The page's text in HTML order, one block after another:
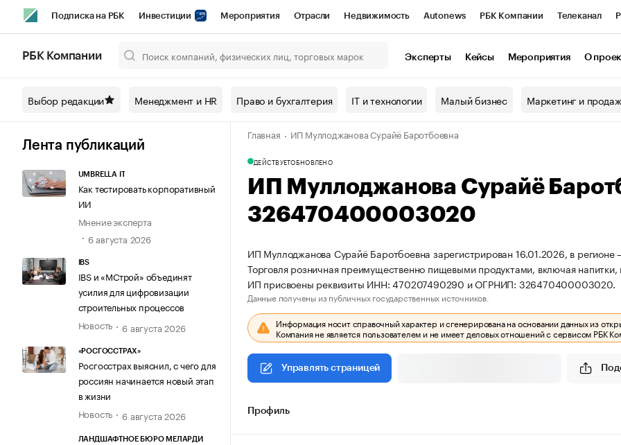
Подписка на РБК Инвестиции Мероприятия Отрасли Недвижимость Autonews РБК Компании Телеканал
Спецпроекты СПб Конференции СПб Спецпроекты Проверка контрагентов
Технологии и медиа Рынок наличной валюты
РБК Компании Эксперты Кейсы Мероприятия О
Выбор редакции Менеджмент и HR Право и бухгалтерия IT и технологии Малый бизнес Маркетинг и
Лента публикаций
UMBRELLA IT
Как тестировать корпоративный
ИИ
Мнение эксперта
6 августа 2026
IBS
IBS и «МСтрой» объединят
усилия для цифровизации
строительных процессов
Новость
6 августа 2026
«РОСГОССТРАХ»
Росгосстрах выяснил, с чего для
россиян начинается новый этап
в жизни
Новость
6 августа 2026
ЛАНДШАФТНОЕ БЮРО МЕЛАРДИ
Главная ИП Муллоджанова Сурайё Баротбоевна
ДЕЙСТВУЕТОБНОВЛЕНО
ИП Муллоджанова Сурайё
326470400003020
ИП Муллоджанова Сурайё Баротбоевна зарегистрирован 16.01.2026, в регионе
Торговля розничная преимущественно пищевыми продуктами, включая
ИП присвоены реквизиты ИНН: 470207490290 и ОГРНИП: 326470400003020.
Данные получены из публичных государственных источников.
Информация носит справочный характер и сгенерирована на основании данных из
Компания не является пользователем и не имеет деловых отношений с сервисом РБК
Управлять страницей
Профиль